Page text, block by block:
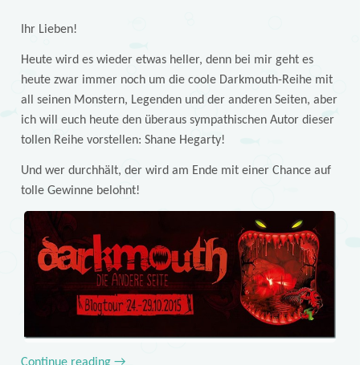
Ihr Lieben!
Heute wird es wieder etwas heller, denn bei mir geht es
heute zwar immer noch um die coole Darkmouth-Reihe mit
all seinen Monstern, Legenden und der anderen Seiten, aber
ich will euch heute den überaus sympathischen Autor dieser
tollen Reihe vorstellen: Shane Hegarty!
Und wer durchhält, der wird am Ende mit einer Chance auf
tolle Gewinne belohnt!